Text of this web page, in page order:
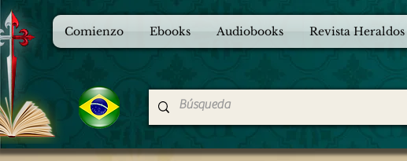
Comienzo Ebooks Audiobooks Revista